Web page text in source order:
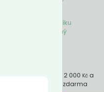
Obsah košíku
je prázdný
Nakupte ještě za 2 000 Kč a
získáte dopravu zdarma